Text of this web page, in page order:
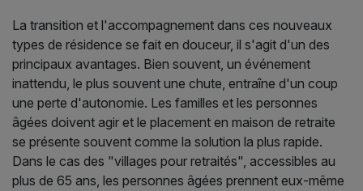
La transition et l'accompagnement dans ces nouveaux
types de résidence se fait en douceur, il s'agit d'un des
principaux avantages. Bien souvent, un événement
inattendu, le plus souvent une chute, entraîne d'un coup
une perte d'autonomie. Les familles et les personnes
âgées doivent agir et le placement en maison de retraite
se présente souvent comme la solution la plus rapide.
Dans le cas des "villages pour retraités", accessibles au
plus de 65 ans, les personnes âgées prennent eux-même